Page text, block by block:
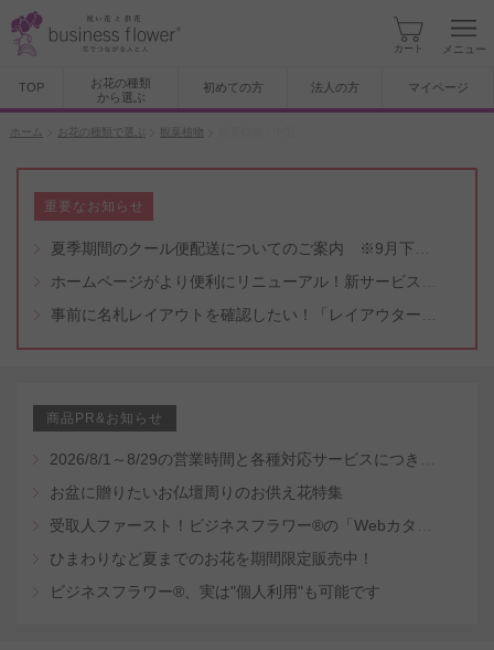
カート メニュー
TOP
お花の種類
から選ぶ
初めての方 法人の方 マイページ
ホーム お花の種類で選ぶ 観葉植物
重要なお知らせ
商品PR&お知らせ
お盆に贈りたいお仏壇周りのお供え花特集
ひまわりなど夏までのお花を期間限定販売中！
ビジネスフラワー®、実は"個人利用"も可能です